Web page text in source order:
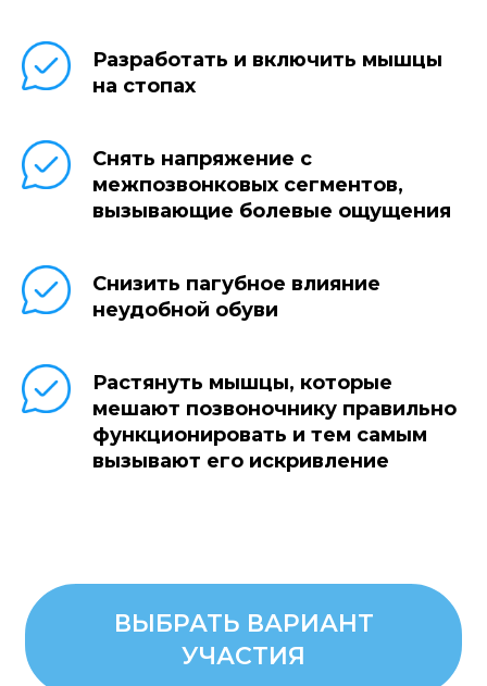
Разработать и включить мышцы
на стопах
Снять напряжение с
межпозвонковых сегментов,
вызывающие болевые ощущения
Снизить пагубное влияние
неудобной обуви
Растянуть мышцы, которые
мешают позвоночнику правильно
функционировать и тем самым
вызывают его искривление
ВЫБРАТЬ ВАРИАНТ
УЧАСТИЯ